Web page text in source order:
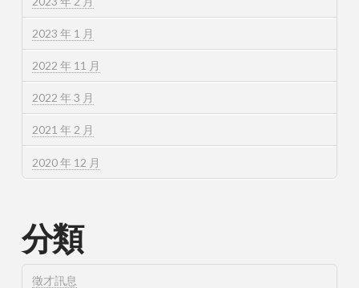
2023 年 1 月
2022 年 11 月
2022 年 3 月
2021 年 2 月
2020 年 12 月
分類
徵才訊息